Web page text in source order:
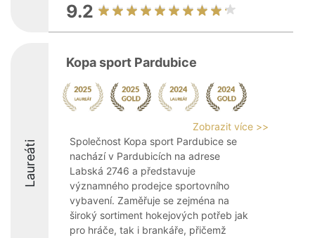
9.2
Laureáti
Kopa sport Pardubice
Zobrazit více >>
Společnost Kopa sport Pardubice se
nachází v Pardubicích na adrese
Labská 2746 a představuje
významného prodejce sportovního
vybavení. Zaměřuje se zejména na
široký sortiment hokejových potřeb jak
pro hráče, tak i brankáře, přičemž